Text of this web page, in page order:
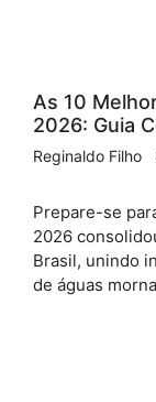
As 10
2026: Guia
Reginaldo Filho
Prepare-se
2026
Brasil, unindo
de águas